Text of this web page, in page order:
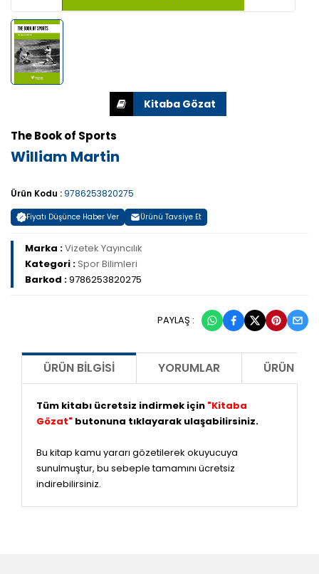
The Book of Sports
William Martin
Ürün Kodu : 9786253820275
Fiyatı Düşünce Haber Ver Ürünü Tavsiye Et
Marka :Vizetek Yayıncılık
Kategori :Spor Bilimleri
Barkod :9786253820275
PAYLAŞ :
ÜRÜN BILGISI YORUMLAR ÜRÜN
Tüm kitabı ücretsiz indirmek için "Kitaba
Gözat" butonuna tıklayarak ulaşabilirsiniz.
Bu kitap kamu yararı gözetilerek okuyucuya
sunulmuştur, bu sebeple tamamını ücretsiz
indirebilirsiniz.